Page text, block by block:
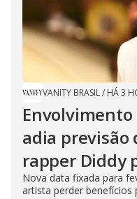
VANITY BRASIL/ HÁ 3
adia previsão
rapper Diddy
Nova data fixada para
artista perder